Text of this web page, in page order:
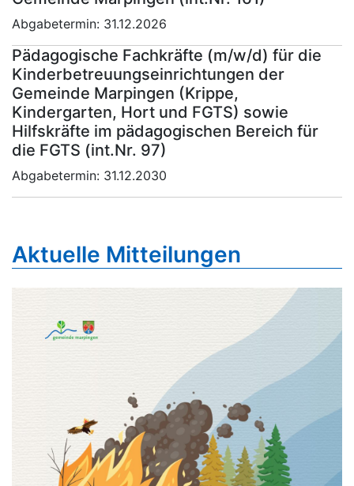
Abgabetermin: 31.12.2026
Pädagogische Fachkräfte (m/w/d) für die
Kinderbetreuungseinrichtungen der
Gemeinde Marpingen (Krippe,
Kindergarten, Hort und FGTS) sowie
Hilfskräfte im pädagogischen Bereich für
die FGTS (int.Nr. 97)
Abgabetermin: 31.12.2030
Aktuelle Mitteilungen